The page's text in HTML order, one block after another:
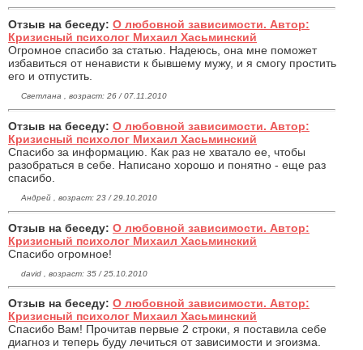
Отзыв на беседу: О любовной зависимости. Автор:
Кризисный психолог Михаил Хасьминский
Огромное спасибо за статью. Надеюсь, она мне поможет
избавиться от ненависти к бывшему мужу, и я смогу простить
его и отпустить.
Светлана , возраст: 26 / 07.11.2010
Отзыв на беседу: О любовной зависимости. Автор:
Кризисный психолог Михаил Хасьминский
Спасибо за информацию. Как раз не хватало ее, чтобы
разобраться в себе. Написано хорошо и понятно - еще раз
спасибо.
Андрей , возраст: 23 / 29.10.2010
Отзыв на беседу: О любовной зависимости. Автор:
Кризисный психолог Михаил Хасьминский
Спасибо огромное!
david , возраст: 35 / 25.10.2010
Отзыв на беседу: О любовной зависимости. Автор:
Кризисный психолог Михаил Хасьминский
Cпасибо Вам! Прочитав первые 2 строки, я поставила себе
диагноз и теперь буду лечиться от зависимости и эгоизма.